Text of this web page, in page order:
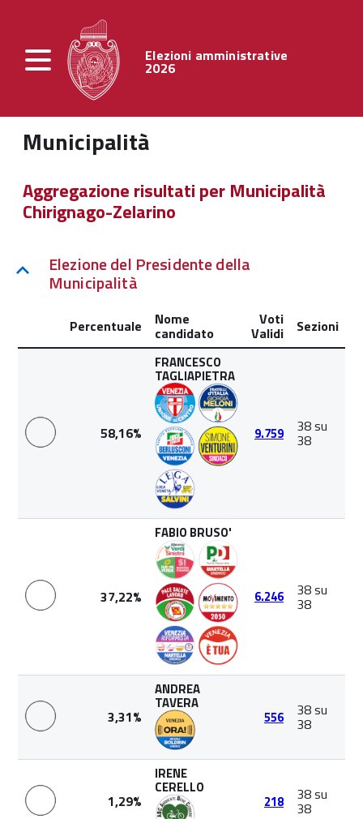
Elezioni amministrative
2026
Municipalità
Aggregazione risultati per Municipalità
Chirignago-Zelarino
Elezione del Presidente della
Municipalità
Percentuale Nome
candidato
Voti
Validi Sezioni
58,16%
FRANCESCO
TAGLIAPIETRA
9.759 38 su
38
37,22%
FABIO BRUSO'
6.246 38 su
38
3,31%
ANDREA
TAVERA
556 38 su
38
1,29%
IRENE
CERELLO
218 38 su
38